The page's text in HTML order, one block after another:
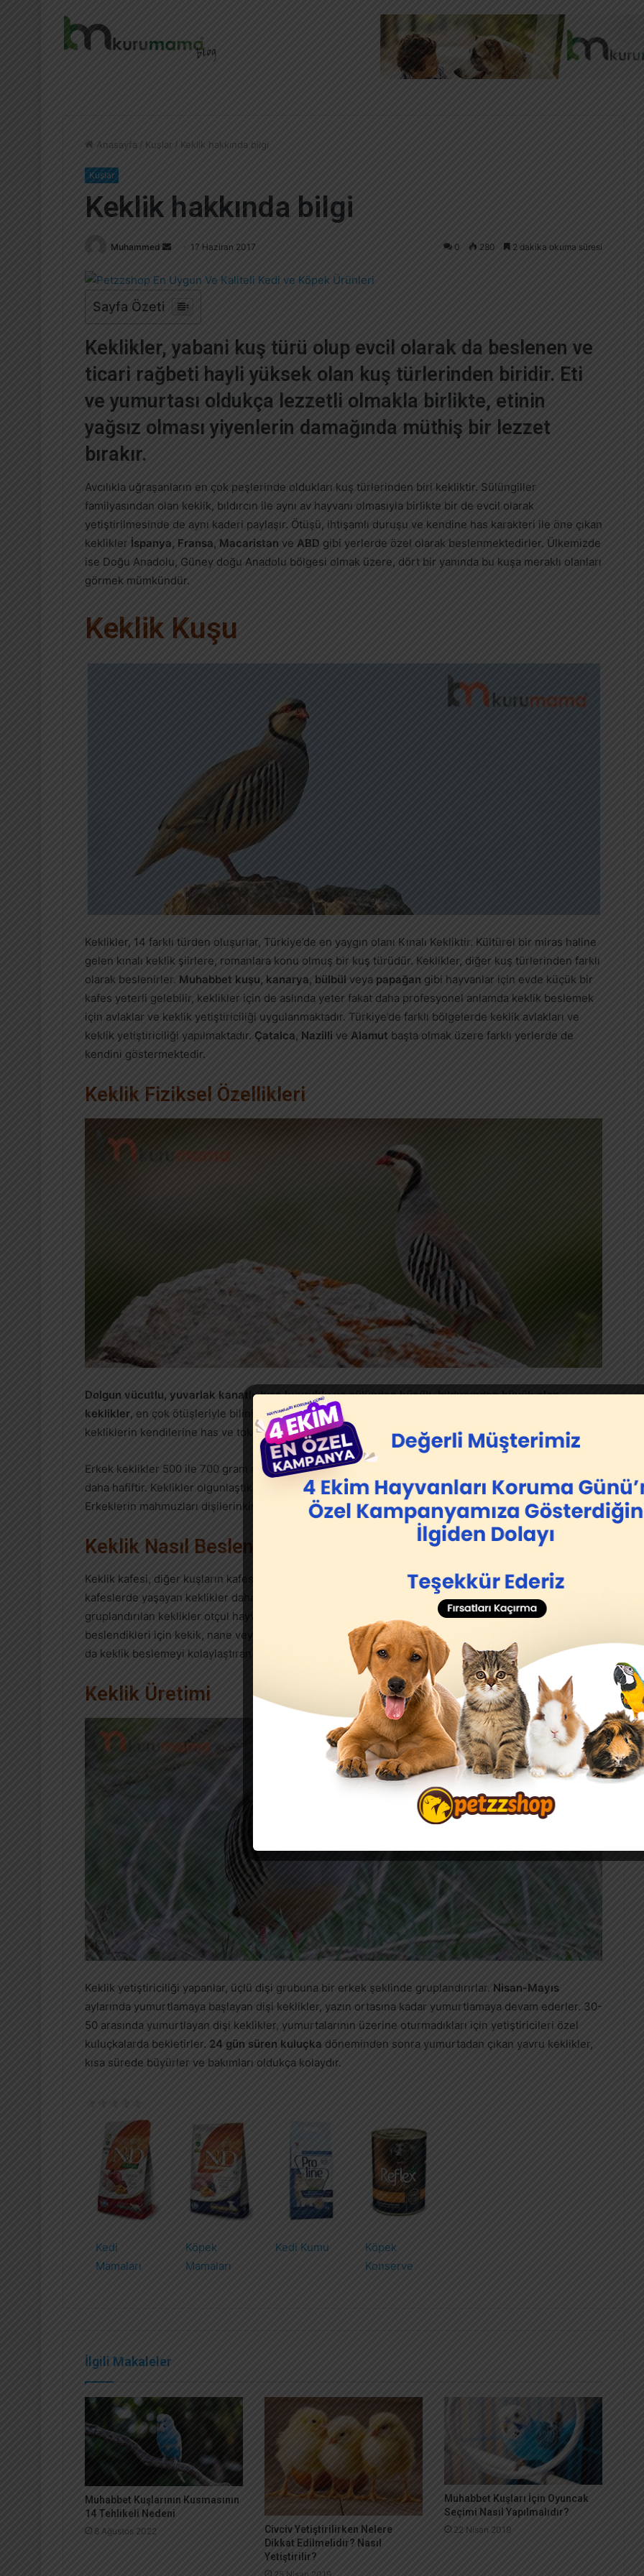
Anasayfa / Kuşlar / Keklik hakkında bilgi
Kuşlar
Keklik hakkında bilgi
Muhammed
r
o
s
a
ö
e
r
m
k
17 Haziran 2017 0 280 2 dakika okuma süresi
Sayfa Özeti
Keklikler, yabani kuş türü olup evcil olarak da beslenen ve
ticari rağbeti hayli yüksek olan kuş türlerinden biridir. Eti
ve yumurtası oldukça lezzetli olmakla birlikte, etinin
yağsız olması yiyenlerin damağında müthiş bir lezzet
bırakır.
Avcılıkla uğraşanların en çok peşlerinde oldukları kuş türlerinden biri kekliktir. Sülüngiller
familyasından olan keklik, bıldırcın ile aynı av hayvanı olmasıyla birlikte bir de evcil olarak
yetiştirilmesinde de aynı kaderi paylaşır. Ötüşü, ihtişamlı duruşu ve kendine has karakteri ile öne çıkan
keklikler İspanya, Fransa, Macaristan ve ABD gibi yerlerde özel olarak beslenmektedirler. Ülkemizde
ise Doğu Anadolu, Güney doğu Anadolu bölgesi olmak üzere, dört bir yanında bu kuşa meraklı olanları
görmek mümkündür.
Keklik Kuşu
Keklikler, 14 farklı türden oluşurlar, Türkiye’de en yaygın olanı Kınalı Kekliktir. Kültürel bir miras haline
gelen kınalı keklik şiirlere, romanlara konu olmuş bir kuş türüdür. Keklikler, diğer kuş türlerinden farklı
olarak beslenirler. Muhabbet kuşu, kanarya, bülbül veya papağan gibi hayvanlar için evde küçük bir
kafes yeterli gelebilir, keklikler için de aslında yeter fakat daha profesyonel anlamda keklik beslemek
için avlaklar ve keklik yetiştiriciliği uygulanmaktadır. Türkiye’de farklı bölgelerde keklik avlakları ve
keklik yetiştiriciliği yapılmaktadır. Çatalca, Nazilli ve Alamut başta olmak üzere farklı yerlerde de
kendini göstermektedir.
Keklik Fiziksel Özellikleri
Dolgun vücutlu, yuvarlak kanatlı, kısa kuyruklu ve sülünden küçük, bıldırcından büyük olan
keklikler, en çok ötüşleriyle bilinirler. Diğer kuşların seslerini birbirine karıştırmak olağan olsa da
kekliklerin kendilerine has ve tok bir sesi vardır. bu yönleriyle kendilerini ayrı tutmayı başarırlar.
Erkek keklikler 500 ile 700 gram arasında ağırlığa sahip olabilirler, dişileri ise erkeklerine göre biraz
daha hafiftir. Keklikler olgunlaştıklarında erkekler ve dişilerin ayrımı mahmuzlarına bakırlarak yapılır.
Erkeklerin mahmuzları dişilerinkinden daha büyük olmaktadır.
Keklik Nasıl Beslenir?
Keklik kafesi, diğer kuşların kafeslerinden daha farklıdır. Tahtadan yapılan ve kubbe şeklinde olan
kafeslerde yaşayan keklikler daha çok grup halinde yaşarlar.
Üç dişiye bir erkekolacak şekilde
gruplandırılan keklikler otçul hayvanlardır ve beslenmeleri de kolaydır. Genelde kırsal kesimlerde
beslendikleri için kekik, nane veya dağda yetişen diğer bitkilerin bulunması daha kolay olabiliyor, bu
da keklik beslemeyi kolaylaştıran etken olarak kendini gösteriyor.
Keklik Üretimi
Keklik yetiştiriciliği yapanlar, üçlü dişi grubuna bir erkek şeklinde gruplandırırlar. Nisan-Mayıs
aylarında yumurtlamaya başlayan dişi keklikler, yazın ortasına kadar yumurtlamaya devam ederler. 30-
50 arasında yumurtlayan dişi keklikler, yumurtalarının üzerine oturmadıkları için yetiştiricileri özel
kuluçkalarda bekletirler. 24 gün süren kuluçka döneminden sonra yumurtadan çıkan yavru keklikler,
kısa sürede büyürler ve bakımları oldukça kolaydır.
Kedi
Mamaları
Köpek
Mamaları
Kedi Kumu
Köpek
Konserve
İlgili Makaleler
Muhabbet Kuşlarının Kusmasının
14 Tehlikeli Nedeni
8 Ağustos 2022
Civciv Yetiştirilirken Nelere
Dikkat Edilmelidir? Nasıl
Yetiştirilir?
Muhabbet Kuşları İçin Oyuncak
Seçimi Nasıl Yapılmalıdır?
22 Nisan 2019